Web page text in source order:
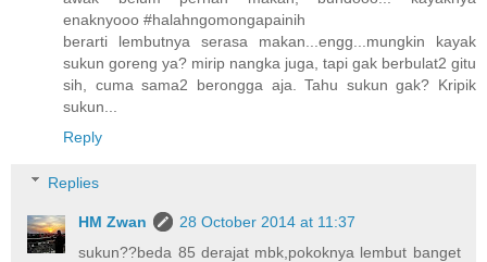
enaknyooo #halahngomongapainih
berarti lembutnya serasa makan...engg...mungkin kayak
sukun goreng ya? mirip nangka juga, tapi gak berbulat2 gitu
sih, cuma sama2 berongga aja. Tahu sukun gak? Kripik
sukun...
Reply
Replies
HM Zwan
28 October 2014 at 11:37
sukun??beda 85 derajat mbk,pokoknya lembut banget